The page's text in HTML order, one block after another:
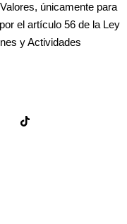
únicamente para
el artículo 56 de la Ley
y Actividades